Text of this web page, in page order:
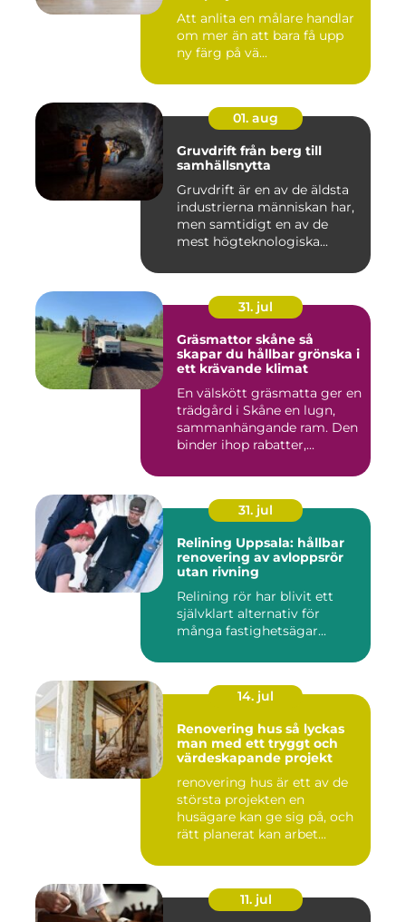
Att anlita en målare handlar
om mer än att bara få upp
ny färg på vä...
01. aug
Gruvdrift från berg till
samhällsnytta
Gruvdrift är en av de äldsta
industrierna människan har,
men samtidigt en av de
mest högteknologiska...
31. jul
Gräsmattor skåne så
skapar du hållbar grönska i
ett krävande klimat
En välskött gräsmatta ger en
trädgård i Skåne en lugn,
sammanhängande ram. Den
binder ihop rabatter,...
31. jul
Relining Uppsala: hållbar
renovering av avloppsrör
utan rivning
Relining rör har blivit ett
självklart alternativ för
många fastighetsägar...
14. jul
Renovering hus så lyckas
man med ett tryggt och
värdeskapande projekt
renovering hus är ett av de
största projekten en
husägare kan ge sig på, och
rätt planerat kan arbet...
11. jul